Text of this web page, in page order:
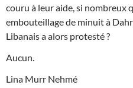
couru à leur aide, si nombreux
embouteillage de minuit à
Libanais a alors protesté ?
Aucun.
Lina Murr Nehmé